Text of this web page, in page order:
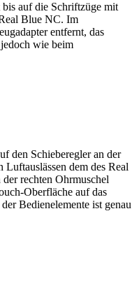
auf die Schriftzüge mit
Blue NC. Im
entfernt, das
wie beim
den Schieberegler an der
dem des Real
rechten Ohrmuschel
Oberfläche auf das
Bedienelemente ist genau